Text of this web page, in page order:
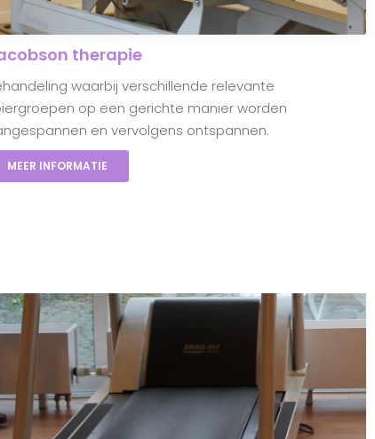
therapie
waarbij verschillende relevante
op een gerichte manier worden
en vervolgens ontspannen.
MEER INFORMATIE